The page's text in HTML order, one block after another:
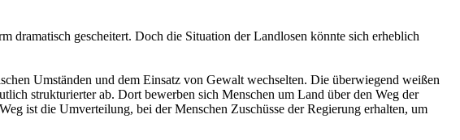
dramatisch gescheitert. Doch die Situation der Landlosen könnte sich erheblich
Umständen und dem Einsatz von Gewalt wechselten. Die überwiegend weißen
strukturierter ab. Dort bewerben sich Menschen um Land über den Weg der
ist die Umverteilung, bei der Menschen Zuschüsse der Regierung erhalten, um